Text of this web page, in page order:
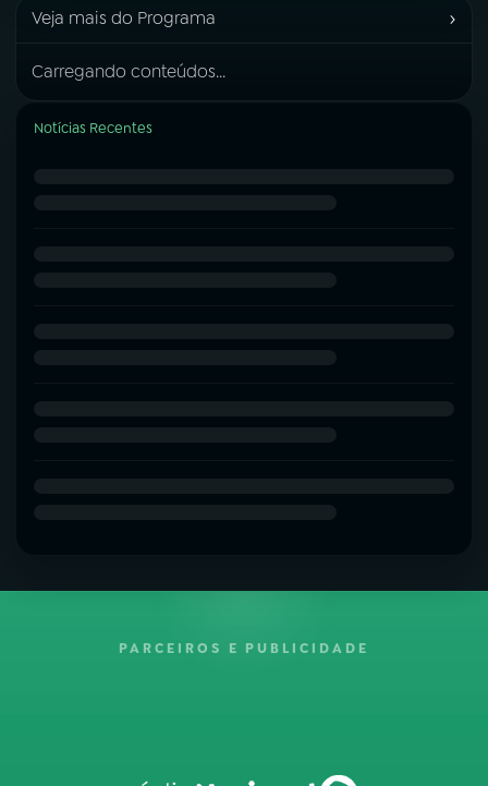
Veja mais do Programa ›
Carregando conteúdos...
Notícias Recentes
PARCEIROS E PUBLICIDADE